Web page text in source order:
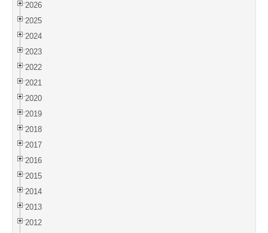
2026
2025
2024
2023
2022
2021
2020
2019
2018
2017
2016
2015
2014
2013
2012